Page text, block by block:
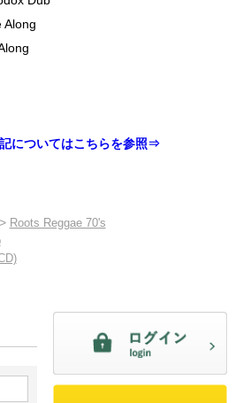
Along
ついてはこちらを参照⇒
> Roots Reggae 70's